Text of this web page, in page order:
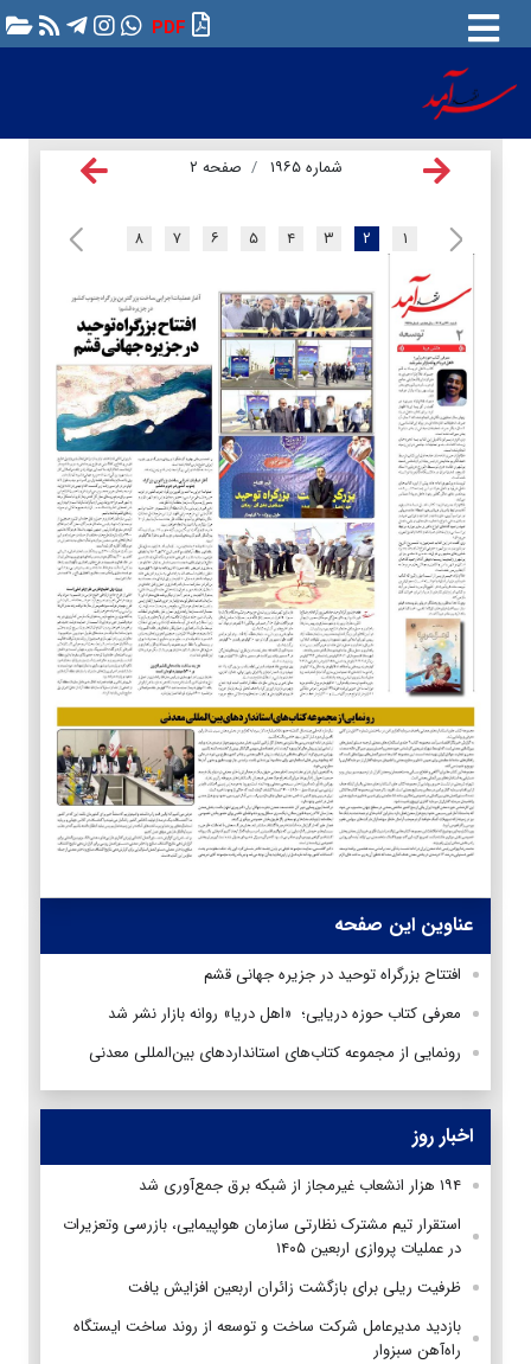
PDF
شماره ۱۹۶۵ صفحه ۲
۱ ۲ ۳ ۴ ۵ ۶ ۷ ۸
عناوین این صفحه
افتتاح بزرگراه توحید در جزیره جهانی قشم
معرفی کتاب حوزه دریایی؛ «اهل دریا» روانه بازار نشر شد
رونمایی از مجموعه کتاب‌های استانداردهای بین‌المللی معدنی
اخبار روز
۱۹۴ هزار انشعاب غیرمجاز از شبکه برق جمع‌آوری شد
استقرار تیم مشترک نظارتی سازمان هواپیمایی، بازرسی وتعزیرات
در عملیات پروازی اربعین ۱۴۰۵
ظرفیت ریلی برای بازگشت زائران اربعین افزایش یافت
بازدید مدیرعامل شرکت ساخت و توسعه از روند ساخت ایستگاه
راه‌آهن سبزوار